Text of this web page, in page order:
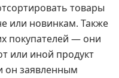
товары
или новинкам. Также
покупателей — они
или иной продукт
он заявленным